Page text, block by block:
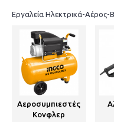
Εργαλεία Ηλεκτρικά-Αέρος-
Αεροσυμπιεστές
Κονφλερ